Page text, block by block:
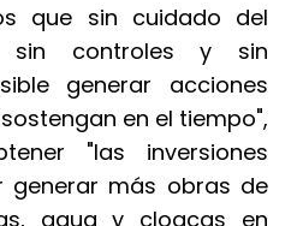
que sin cuidado del
sin controles y sin
generar acciones
en el tiempo",
"las inversiones
generar más obras de
agua y cloacas en